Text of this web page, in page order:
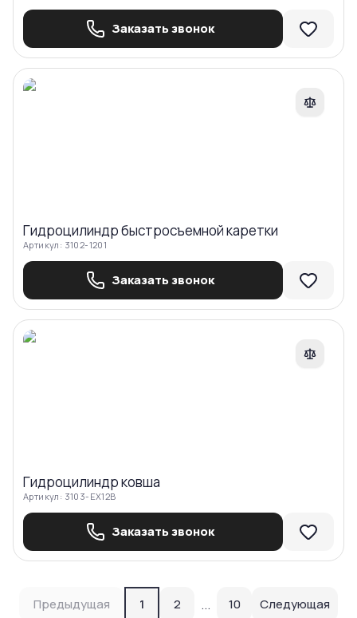
Заказать звонок
Гидроцилиндр быстросъемной каретки
Артикул: 3102-1201
Заказать звонок
Гидроцилиндр ковша
Артикул: 3103-EX12B
Заказать звонок
Предыдущая 1 2 ... 10 Следующая